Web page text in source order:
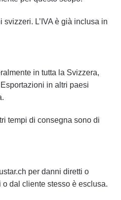
L’IVA è già inclusa in
in tutta la Svizzera,
in altri paesi
tempi di consegna sono di
per danni diretti o
dal cliente stesso è esclusa.